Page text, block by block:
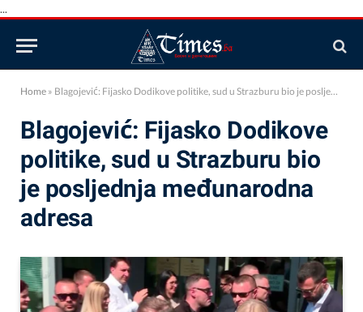
...
Home » Blagojević: Fijasko Dodikove politike, sud u Strazburu bio je posljednja međunarodna adresa
Blagojević: Fijasko Dodikove
politike, sud u Strazburu bio
je posljednja međunarodna
adresa